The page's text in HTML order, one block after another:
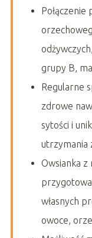
Połączenie
grupy B,
Regularne
zdrowe
sytości i
utrzymania
Owsianka z
własnych
owoce,